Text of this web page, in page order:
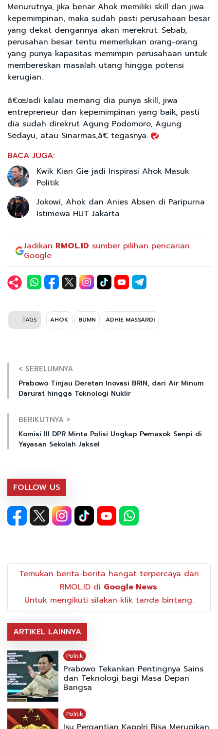
Menurutnya, jika benar Ahok memiliki skill dan jiwa
kepemimpinan, maka sudah pasti perusahaan besar
yang dekat dengannya akan merekrut. Sebab,
perusahan besar tentu memerlukan orang-orang
yang punya kapasitas memimpin perusahaan untuk
membereskan masalah utang hingga potensi
kerugian.
â€œJadi kalau memang dia punya skill, jiwa
entrepreneur dan kepemimpinan yang baik, pasti
dia sudah direkrut Agung Podomoro, Agung
Sedayu, atau Sinarmas,â€ tegasnya.
BACA JUGA:
Kwik Kian Gie jadi Inspirasi Ahok Masuk
Politik
Jokowi, Ahok dan Anies Absen di Paripurna
Istimewa HUT Jakarta
Jadikan RMOL.ID sumber pilihan pencarian
Google
TAGS AHOK BUMN ADHIE MASSARDI
< SEBELUMNYA
Prabowo Tinjau Deretan Inovasi BRIN, dari Air Minum
Darurat hingga Teknologi Nuklir
BERIKUTNYA >
Komisi III DPR Minta Polisi Ungkap Pemasok Senpi di
Yayasan Sekolah Jaksel
FOLLOW US
Temukan berita-berita hangat terpercaya dari
RMOL.ID di Google News.
Untuk mengikuti silakan klik tanda bintang.
ARTIKEL LAINNYA
Politik
Prabowo Tekankan Pentingnya Sains
dan Teknologi bagi Masa Depan
Bangsa
Politik